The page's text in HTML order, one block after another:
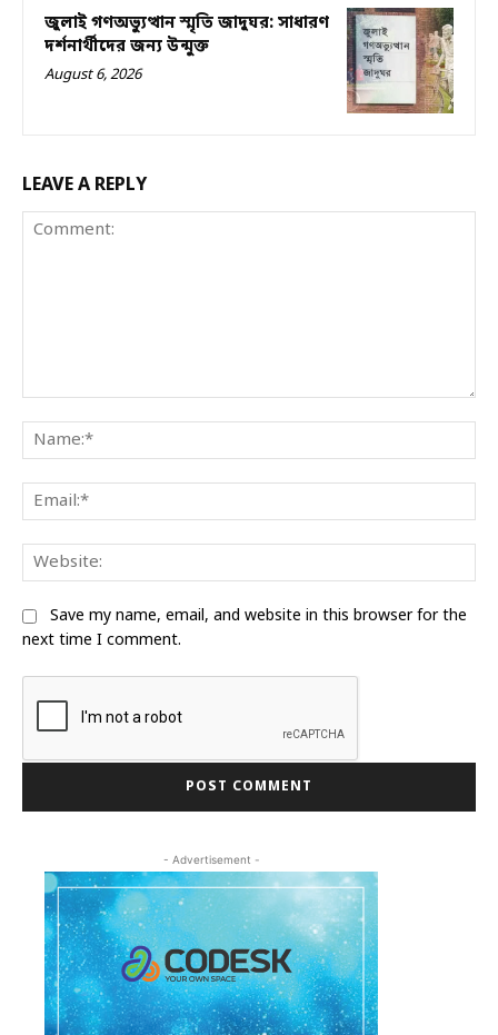
জুলাই গণঅভ্যুত্থান স্মৃতি জাদুঘর: সাধারণ
দর্শনার্থীদের জন্য উন্মুক্ত
August 6, 2026
LEAVE A REPLY
Save my name, email, and website in this browser for the
next time I comment.
- Advertisement -